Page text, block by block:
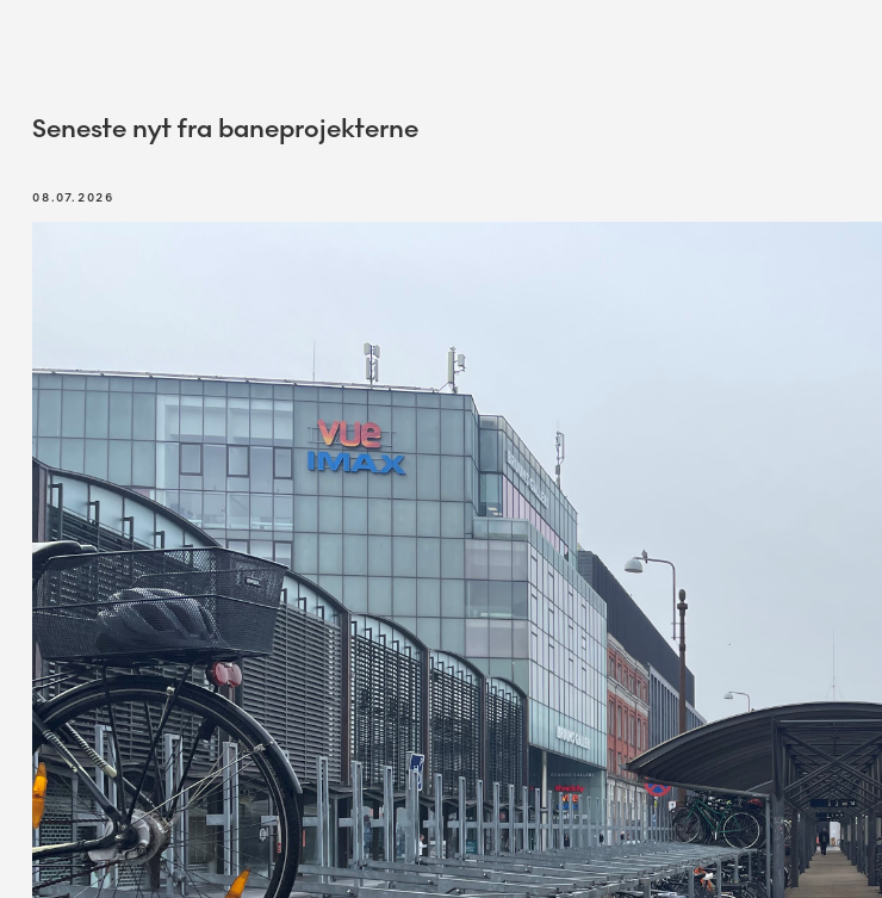
Seneste nyt fra baneprojekterne
08.07.2026